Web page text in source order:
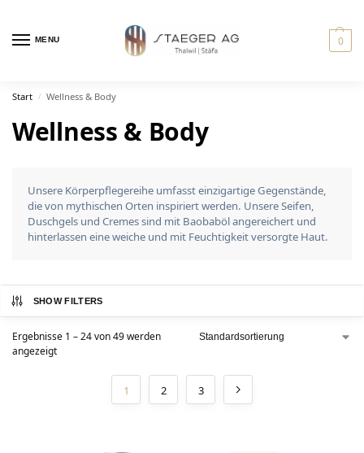
MENU 0
Start / Wellness & Body
Wellness & Body
Unsere Körperpflegereihe umfasst einzigartige Gegenstände,
die von mythischen Orten inspiriert werden. Unsere Seifen,
Duschgels und Cremes sind mit Baobaböl angereichert und
hinterlassen eine weiche und mit Feuchtigkeit versorgte Haut.
SHOW FILTERS
Ergebnisse 1 – 24 von 49 werden
angezeigt
1 2 3